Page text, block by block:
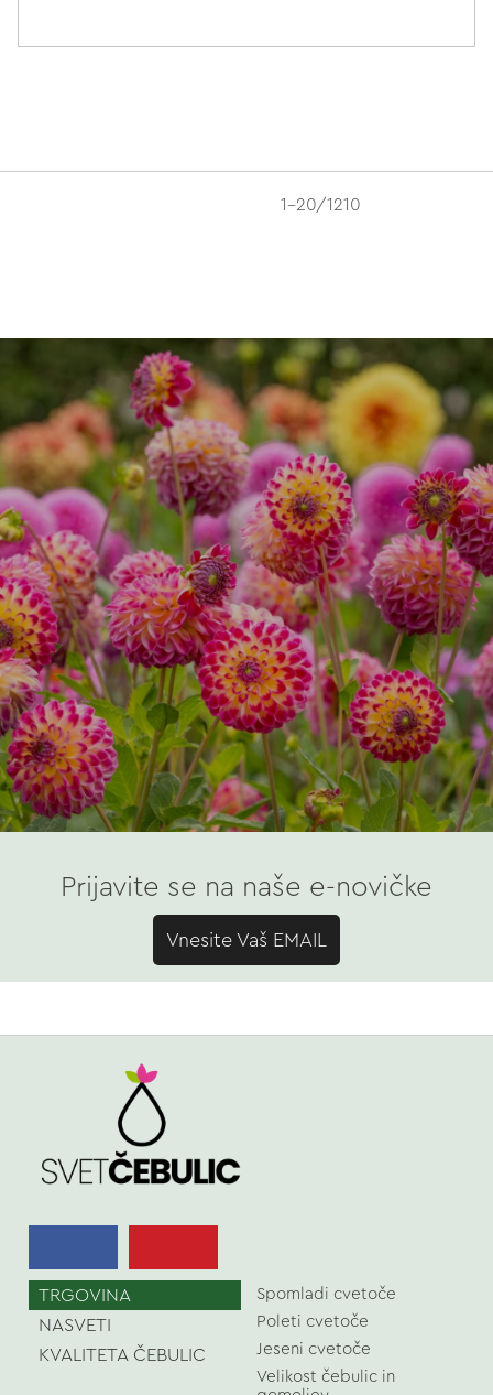
1-20/1210
Prijavite se na naše e-novičke
Vnesite Vaš EMAIL
TRGOVINA
NASVETI
KVALITETA ČEBULIC
Spomladi cvetoče
Poleti cvetoče
Jeseni cvetoče
Velikost čebulic in